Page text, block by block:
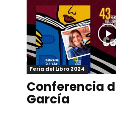
Feria del Libro 2024
Conferencia
García